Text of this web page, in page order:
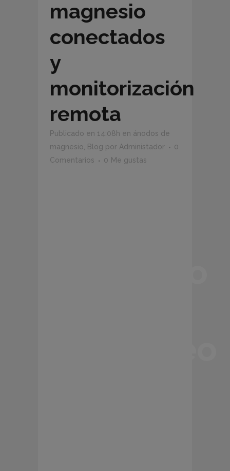
magnesio
conectados
y
monitorización
remota
Publicado en 14:08h en ánodos de
magnesio, Blog por Administador
0
Comentarios
0 Me gustas